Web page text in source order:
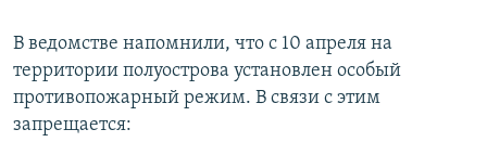
В ведомстве напомнили, что с 10 апреля на
территории полуострова установлен особый
противопожарный режим. В связи с этим
запрещается: